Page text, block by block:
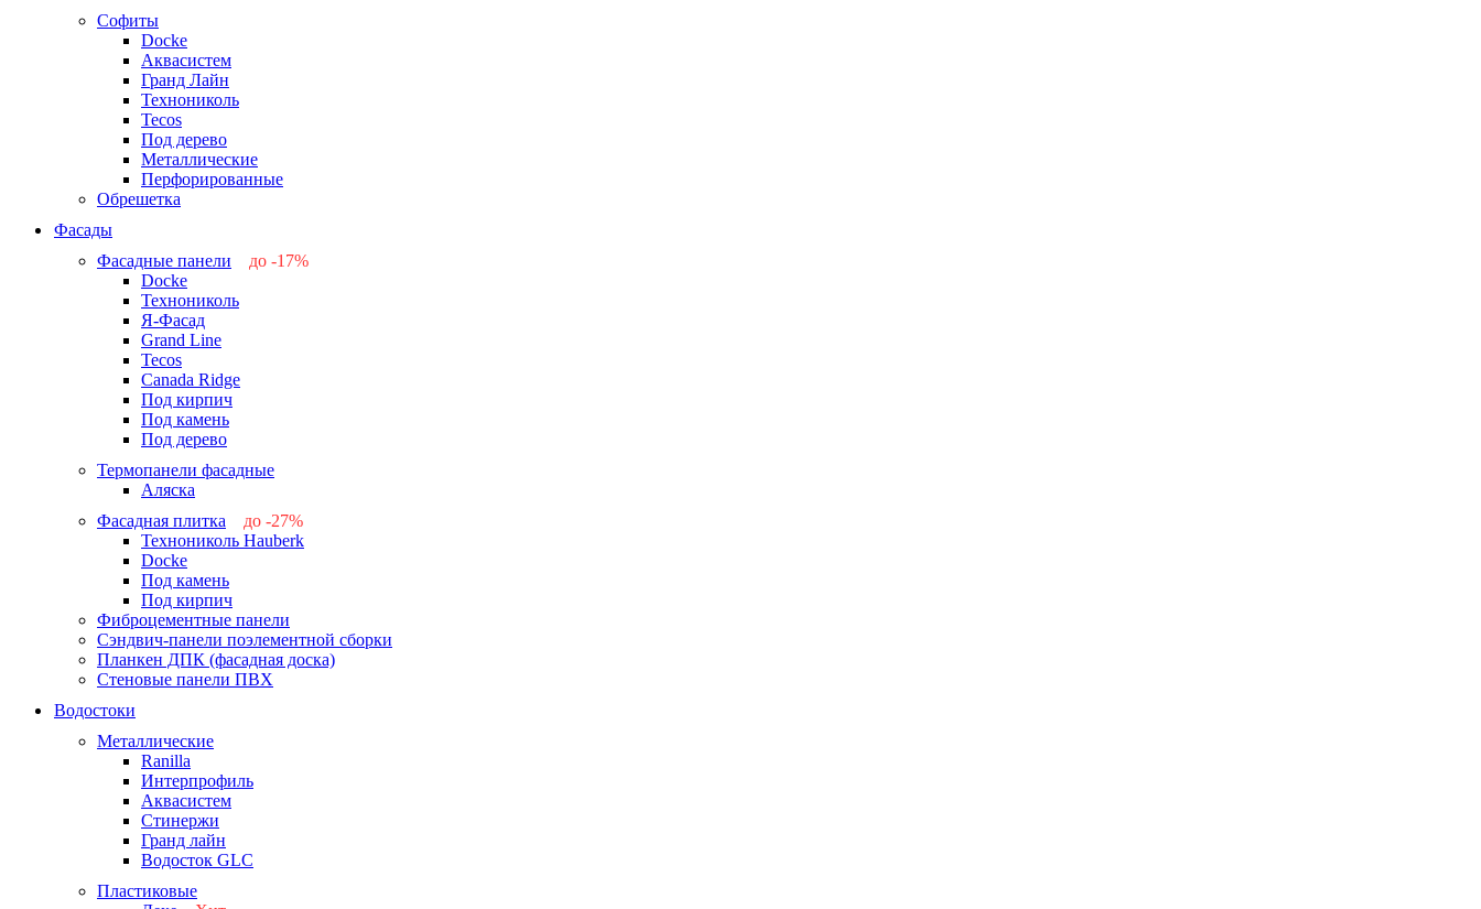
Софиты
Docke
Аквасистем
Гранд Лайн
Технониколь
Tecos
Под дерево
Металлические
Перфорированные
Обрешетка
Фасады
Фасадные панели
до -17%
Docke
Технониколь
Я-Фасад
Grand Line
Tecos
Canada Ridge
Под кирпич
Под камень
Под дерево
Термопанели фасадные
Аляска
Фасадная плитка
до -27%
Технониколь Hauberk
Docke
Под камень
Под кирпич
Фиброцементные панели
Сэндвич-панели поэлементной сборки
Планкен ДПК (фасадная доска)
Стеновые панели ПВХ
Водостоки
Металлические
Ranilla
Интерпрофиль
Аквасистем
Стинержи
Гранд лайн
Водосток GLC
Пластиковые